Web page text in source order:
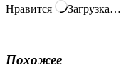
Нравится Загрузка…
Похожее